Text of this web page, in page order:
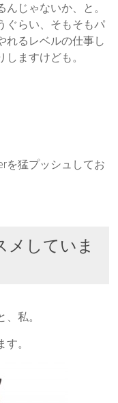
じゃないか、と。
ぐらい、そもそもパ
れるレベルの仕事し
ますけども。
を猛プッシュしてお
していま
私。
。